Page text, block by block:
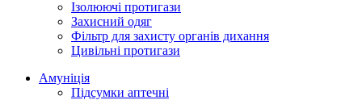
Ізолюючі протигази
Захисний одяг
Фільтр для захисту органів дихання
Цивільні протигази
Амуніція
Підсумки аптечні